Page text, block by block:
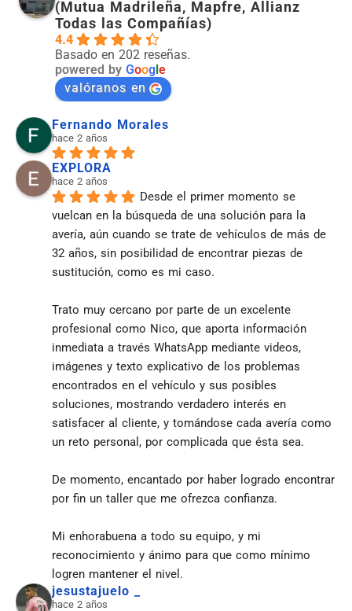
(Mutua Madrileña, Mapfre, Allianz
Todas las Compañías)
4.4
Basado en 202 reseñas.
powered by Goog e
valóranos en
Fernando Morales
hace 2 años
EXPLORA
hace 2 años
Desde el primer momento se
vuelcan en la búsqueda de una solución para la
avería, aún cuando se trate de vehículos de más de
32 años, sin posibilidad de encontrar piezas de
sustitución, como es mi caso.
Trato muy cercano por parte de un excelente
profesional como Nico, que aporta información
inmediata a través WhatsApp mediante videos,
imágenes y texto explicativo de los problemas
encontrados en el vehículo y sus posibles
soluciones, mostrando verdadero interés en
satisfacer al cliente, y tomándose cada avería como
un reto personal, por complicada que ésta sea.
De momento, encantado por haber logrado encontrar
por fin un taller que me ofrezca confianza.
Mi enhorabuena a todo su equipo, y mi
reconocimiento y ánimo para que como mínimo
logren mantener el nivel.
jesustajuelo _
hace 2 años